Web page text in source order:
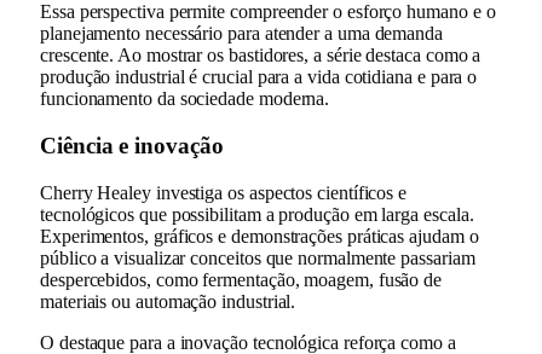
Essa perspectiva permite compreender o esforço humano e o
planejamento necessário para atender a uma demanda
crescente. Ao mostrar os bastidores, a série destaca como a
produção industrial é crucial para a vida cotidiana e para o
funcionamento da sociedade moderna.
Ciência e inovação
Cherry Healey investiga os aspectos científicos e
tecnológicos que possibilitam a produção em larga escala.
Experimentos, gráficos e demonstrações práticas ajudam o
público a visualizar conceitos que normalmente passariam
despercebidos, como fermentação, moagem, fusão de
materiais ou automação industrial.
O destaque para a inovação tecnológica reforça como a